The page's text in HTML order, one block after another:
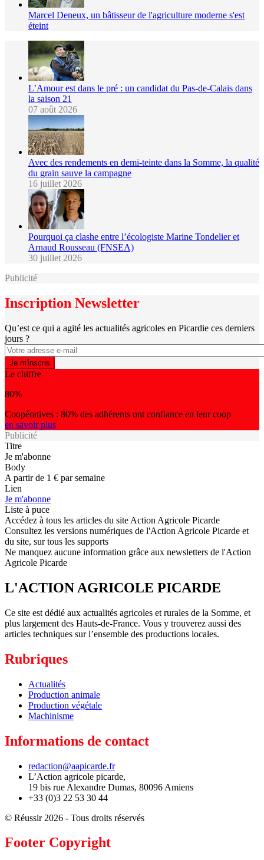
Marcel Deneux, un bâtisseur de l'agriculture moderne s'est
éteint
L’Amour est dans le pré : un candidat du Pas-de-Calais dans
la saison 21
07 août 2026
Avec des rendements en demi-teinte dans la Somme, la qualité
du grain sauve la campagne
16 juillet 2026
Pourquoi ça clashe entre l’écologiste Marine Tondelier et
Arnaud Rousseau (FNSEA)
30 juillet 2026
Publicité
Inscription Newsletter
Qu’est ce qui a agité les actualités agricoles en Picardie ces derniers
jours ?
Le chiffre
80%
Coopératives : 80% des adhérents ont confiance en leur coop
en savoir plus
Publicité
Titre
Je m'abonne
Body
A partir de 1 € par semaine
Lien
Je m'abonne
Liste à puce
Accédez à tous les articles du site Action Agricole Picarde
Consultez les versions numériques de l'Action Agricole Picarde et
du site, sur tous les supports
Ne manquez aucune information grâce aux newsletters de l'Action
Agricole Picarde
L'ACTION AGRICOLE PICARDE
Ce site est dédié aux actualités agricoles et rurales de la Somme, et
plus largement des Hauts-de-France. Vous y trouverez aussi des
articles techniques sur l’ensemble des productions locales.
Rubriques
Actualités
Production animale
Production végétale
Machinisme
Informations de contact
redaction@aapicarde.fr
L’Action agricole picarde,
19 bis rue Alexandre Dumas, 80096 Amiens
+33 (0)3 22 53 30 44
© Réussir 2026 - Tous droits réservés
Footer Copyright